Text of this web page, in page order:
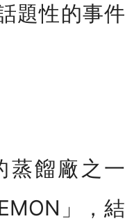
題性的事件
蒸餾廠之一
」，結